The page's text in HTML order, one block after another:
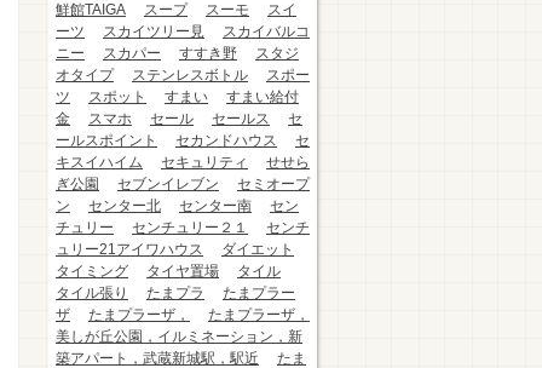
鮮館TAIGA
スープ スーモ
スイ
ーツ
スカイツリー見
スカイバルコ
ニー
スカパー すすき野
スタジ
オタイプ
ステンレスボトル
スポー
ツ
スポット すまい
すまい給付
金
スマホ セール セールス
セ
ールスポイント
セカンドハウス
セ
キスイハイム
セキュリティ
せせら
ぎ公園
セブンイレブン
セミオープ
ン
センター北 センター南
セン
チュリー
センチュリー２１
センチ
ュリー21アイワハウス
ダイエット
タイミング
タイヤ置場
タイル
タイル張り
たまプラ
たまプラー
ザ
たまプラーザ，
たまプラーザ，
美しが丘公園，イルミネーション，新
築アパート，武蔵新城駅，駅近
たま